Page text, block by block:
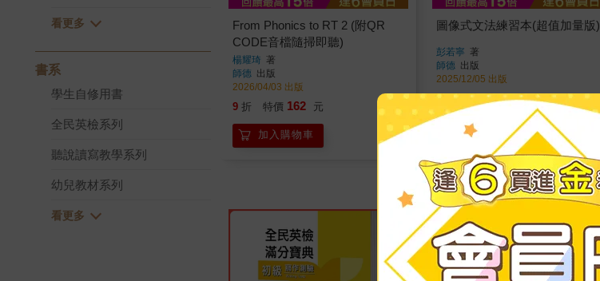
書系
學生自修用書
全民英檢系列
聽說讀寫教學系列
幼兒教材系列
From Phonics to RT 2 (附QR
CODE音檔隨掃即聽)
楊耀琦 著
師德 出版
2026/04/03 出版
9 折 特價 162 元
加入購物車
圖像式文法練習本(超值加量版)
彭若寧 著
師德 出版
2025/12/05 出版
折 特價 173
加入購物車